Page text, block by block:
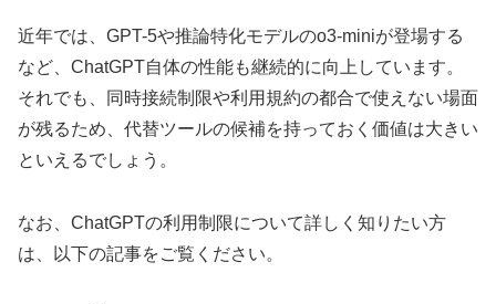
近年では、GPT-5や推論特化モデルのo3-miniが登場する
など、ChatGPT自体の性能も継続的に向上しています。
それでも、同時接続制限や利用規約の都合で使えない場面
が残るため、代替ツールの候補を持っておく価値は大きい
といえるでしょう。
なお、ChatGPTの利用制限について詳しく知りたい方
は、以下の記事をご覧ください。